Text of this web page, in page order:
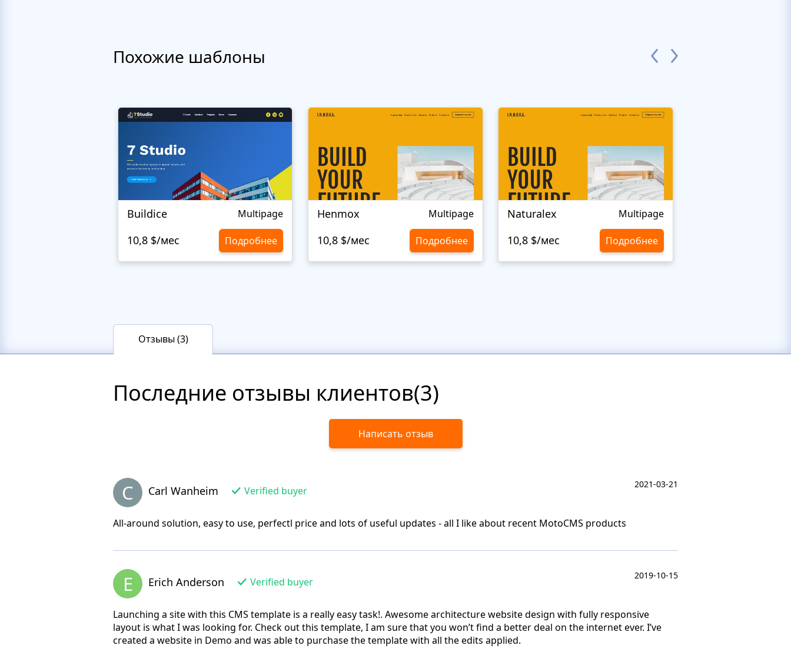
Похожие шаблоны
Buildice Multipage
10,8 $/мес Подробнее
Henmox Multipage
10,8 $/мес Подробнее
Naturalex Multipage
10,8 $/мес Подробнее
Отзывы (3)
Последние отзывы клиентов(3)
Написать отзыв
C Carl Wanheim Verified buyer
2021-03-21
All-around solution, easy to use, perfectl price and lots of useful updates - all I like about recent MotoCMS products
E Erich Anderson Verified buyer
2019-10-15
Launching a site with this CMS template is a really easy task!. Awesome architecture website design with fully responsive
layout is what I was looking for. Check out this template, I am sure that you won’t find a better deal on the internet ever. I’ve
created a website in Demo and was able to purchase the template with all the edits applied.